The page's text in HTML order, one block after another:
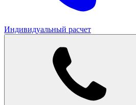
Индивидуальный расчет